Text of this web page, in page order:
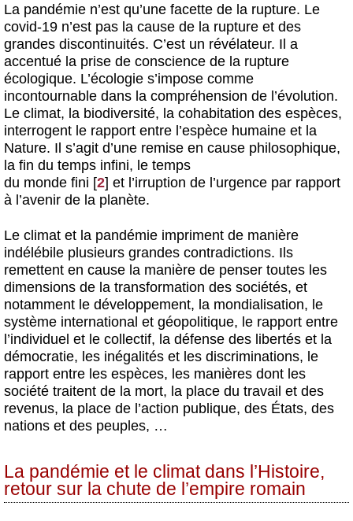
La pandémie n’est qu’une facette de la rupture. Le
covid-19 n’est pas la cause de la rupture et des
grandes discontinuités. C’est un révélateur. Il a
accentué la prise de conscience de la rupture
écologique. L’écologie s’impose comme
incontournable dans la compréhension de l’évolution.
Le climat, la biodiversité, la cohabitation des espèces,
interrogent le rapport entre l’espèce humaine et la
Nature. Il s’agit d’une remise en cause philosophique,
la fin du temps infini, le temps
du monde fini [2] et l’irruption de l’urgence par rapport
à l’avenir de la planète.
Le climat et la pandémie impriment de manière
indélébile plusieurs grandes contradictions. Ils
remettent en cause la manière de penser toutes les
dimensions de la transformation des sociétés, et
notamment le développement, la mondialisation, le
système international et géopolitique, le rapport entre
l’individuel et le collectif, la défense des libertés et la
démocratie, les inégalités et les discriminations, le
rapport entre les espèces, les manières dont les
société traitent de la mort, la place du travail et des
revenus, la place de l’action publique, des États, des
nations et des peuples, …
La pandémie et le climat dans l’Histoire,
retour sur la chute de l’empire romain